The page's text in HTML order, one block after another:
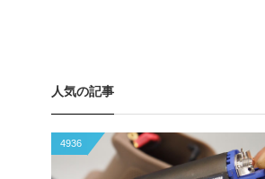
人気の記事
4936